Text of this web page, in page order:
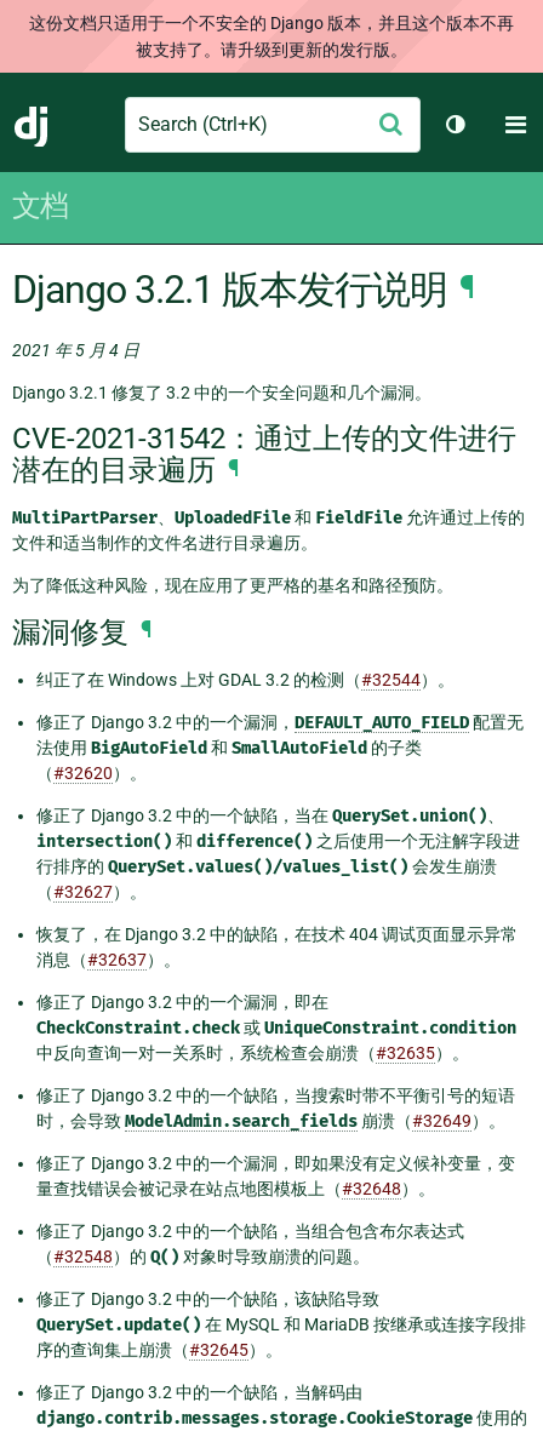
这份文档只适用于一个不安全的 Django 版本，并且这个版本不再
被支持了。请升级到更新的发行版。
Django
Search
交
切换主
文档
Django 3.2.1 版本发行说明 ¶
2021 年 5 月 4 日
Django 3.2.1 修复了 3.2 中的一个安全问题和几个漏洞。
CVE-2021-31542：通过上传的文件进行
潜在的目录遍历 ¶
MultiPartParser、 UploadedFile和 FieldFile 允许通过上传的
文件和适当制作的文件名进行目录遍历。
为了降低这种风险，现在应用了更严格的基名和路径预防。
漏洞修复 ¶
纠正了在 Windows 上对 GDAL 3.2 的检测（#32544）。
修正了 Django 3.2 中的一个漏洞， DEFAULT_AUTO_FIELD配置无
法使用 BigAutoField 和 SmallAutoField 的子类
（#32620）。
修正了 Django 3.2 中的一个缺陷，当在QuerySet.union()
intersection() 和 difference() 之后使用一个无注解字段进
行排序的 QuerySet.values()/values_list() 会发生崩溃
（#32627）。
恢复了，在 Django 3.2 中的缺陷，在技术 404 调试页面显示异常
消息（#32637）。
修正了 Django 3.2 中的一个漏洞，即在
CheckConstraint.check或UniqueConstraint.condition
中反向查询一对一关系时，系统检查会崩溃（#32635）。
修正了 Django 3.2 中的一个缺陷，当搜索时带不平衡引号的短语
时，会导致ModelAdmin.search_fields 崩溃（#32649）。
修正了 Django 3.2 中的一个漏洞，即如果没有定义候补变量，变
量查找错误会被记录在站点地图模板上（#32648）。
修正了 Django 3.2 中的一个缺陷，当组合包含布尔表达式
（#32548）的 Q() 对象时导致崩溃的问题。
修正了 Django 3.2 中的一个缺陷，该缺陷导致
QuerySet.update() 在 MySQL 和 MariaDB 按继承或连接字段排
序的查询集上崩溃（#32645）。
修正了 Django 3.2 中的一个缺陷，当解码由
django.contrib.messages.storage.CookieStorage使用的